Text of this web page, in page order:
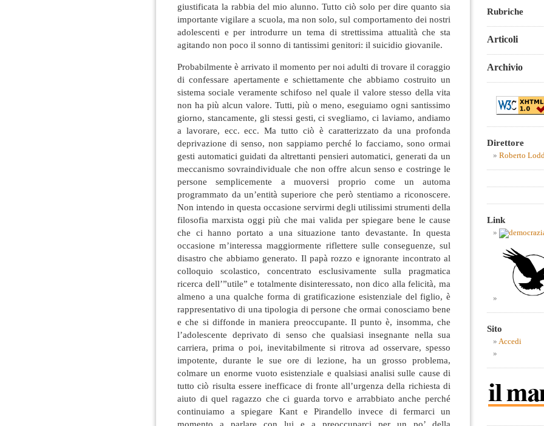
giustificata la rabbia del mio alunno. Tutto ciò solo per dire quanto sia
importante vigilare a scuola, ma non solo, sul comportamento dei nostri
adolescenti e per introdurre un tema di strettissima attualità che sta
agitando non poco il sonno di tantissimi genitori: il suicidio giovanile.
Probabilmente è arrivato il momento per noi adulti di trovare il coraggio
di confessare apertamente e schiettamente che abbiamo costruito un
sistema sociale veramente schifoso nel quale il valore stesso della vita
non ha più alcun valore. Tutti, più o meno, eseguiamo ogni santissimo
giorno, stancamente, gli stessi gesti, ci svegliamo, ci laviamo, andiamo
a lavorare, ecc. ecc. Ma tutto ciò è caratterizzato da una profonda
deprivazione di senso, non sappiamo perché lo facciamo, sono ormai
gesti automatici guidati da altrettanti pensieri automatici, generati da un
meccanismo sovraindividuale che non offre alcun senso e costringe le
persone semplicemente a muoversi proprio come un automa
programmato da un’entità superiore che però stentiamo a riconoscere.
Non intendo in questa occasione servirmi degli utilissimi strumenti della
filosofia marxista oggi più che mai valida per spiegare bene le cause
che ci hanno portato a una situazione tanto devastante. In questa
occasione m’interessa maggiormente riflettere sulle conseguenze, sul
disastro che abbiamo generato. Il papà rozzo e ignorante incontrato al
colloquio scolastico, concentrato esclusivamente sulla pragmatica
ricerca dell’”utile” e totalmente disinteressato, non dico alla felicità, ma
almeno a una qualche forma di gratificazione esistenziale del figlio, è
rappresentativo di una tipologia di persone che ormai conosciamo bene
e che si diffonde in maniera preoccupante. Il punto è, insomma, che
l’adolescente deprivato di senso che qualsiasi insegnante nella sua
carriera, prima o poi, inevitabilmente si ritrova ad osservare, spesso
impotente, durante le sue ore di lezione, ha un grosso problema,
colmare un enorme vuoto esistenziale e qualsiasi analisi sulle cause di
tutto ciò risulta essere inefficace di fronte all’urgenza della richiesta di
aiuto di quel ragazzo che ci guarda torvo e arrabbiato anche perché
continuiamo a spiegare Kant e Pirandello invece di fermarci un
Rubriche
Articoli
Archivio
Direttore
Roberto
Link
Sito
Accedi